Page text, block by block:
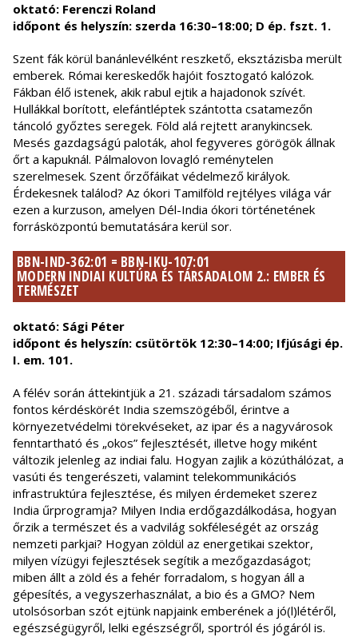
oktató: Ferenczi Roland
időpont és helyszín: szerda 16:30–18:00; D ép. fszt. 1.
Szent fák körül banánlevélként reszkető, eksztázisba merült
emberek. Római kereskedők hajóit fosztogató kalózok.
Fákban élő istenek, akik rabul ejtik a hajadonok szívét.
Hullákkal borított, elefántléptek szántotta csatamezőn
táncoló győztes seregek. Föld alá rejtett aranykincsek.
Mesés gazdagságú paloták, ahol fegyveres görögök állnak
őrt a kapuknál. Pálmalovon lovagló reménytelen
szerelmesek. Szent őrzőfáikat védelmező királyok.
Érdekesnek találod? Az ókori Tamilföld rejtélyes világa vár
ezen a kurzuson, amelyen Dél-India ókori történetének
forrásközpontú bemutatására kerül sor.
BBN-IND-362:01 = BBN-IKU-107:01
MODERN INDIAI KULTÚRA ÉS TÁRSADALOM 2.: EMBER ÉS
TERMÉSZET
oktató: Sági Péter
időpont és helyszín: csütörtök 12:30–14:00; Ifjúsági ép.
I. em. 101.
A félév során áttekintjük a 21. századi társadalom számos
fontos kérdéskörét India szemszögéből, érintve a
környezetvédelmi törekvéseket, az ipar és a nagyvárosok
fenntartható és „okos” fejlesztését, illetve hogy miként
változik jelenleg az indiai falu. Hogyan zajlik a közúthálózat, a
vasúti és tengerészeti, valamint telekommunikációs
infrastruktúra fejlesztése, és milyen érdemeket szerez
India űrprogramja? Milyen India erdőgazdálkodása, hogyan
őrzik a természet és a vadvilág sokféleségét az ország
nemzeti parkjai? Hogyan zöldül az energetikai szektor,
milyen vízügyi fejlesztések segítik a mezőgazdaságot;
miben állt a zöld és a fehér forradalom, s hogyan áll a
gépesítés, a vegyszerhasználat, a bio és a GMO? Nem
utolsósorban szót ejtünk napjaink emberének a jó(l)létéről,
egészségügyről, lelki egészségről, sportról és jógáról is.